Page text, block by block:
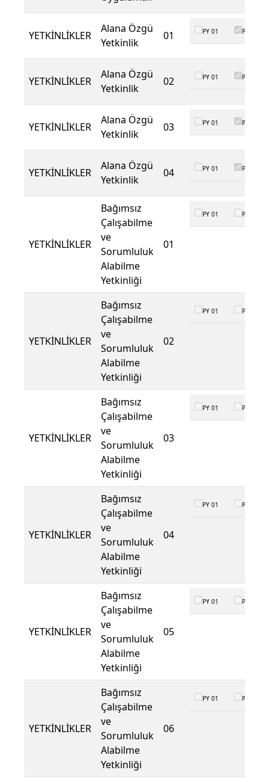
YETKİNLİKLER
Alana Özgü
Yetkinlik
01 PY 01 PY 02
YETKİNLİKLER
Alana Özgü
Yetkinlik
02 PY 01 PY 02
YETKİNLİKLER
Alana Özgü
Yetkinlik
03 PY 01 PY 02
YETKİNLİKLER
Alana Özgü
Yetkinlik
04 PY 01 PY 02
YETKİNLİKLER
Bağımsız
Çalışabilme
ve
Sorumluluk
Alabilme
Yetkinliği
01
PY 01 PY 02
YETKİNLİKLER
Bağımsız
Çalışabilme
ve
Sorumluluk
Alabilme
Yetkinliği
02
PY 01 PY 02
YETKİNLİKLER
Bağımsız
Çalışabilme
ve
Sorumluluk
Alabilme
Yetkinliği
03
PY 01 PY 02
YETKİNLİKLER
Bağımsız
Çalışabilme
ve
Sorumluluk
Alabilme
Yetkinliği
04
PY 01 PY 02
YETKİNLİKLER
Bağımsız
Çalışabilme
ve
Sorumluluk
Alabilme
Yetkinliği
05
PY 01 PY 02
YETKİNLİKLER
Bağımsız
Çalışabilme
ve
Sorumluluk
Alabilme
Yetkinliği
06
PY 01 PY 02